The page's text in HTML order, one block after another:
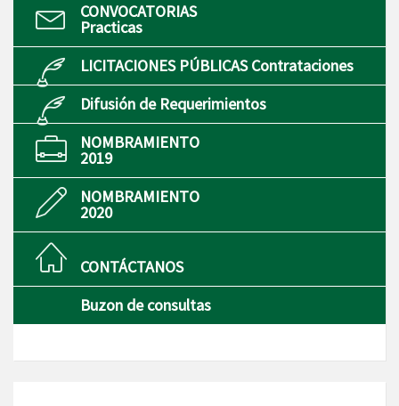
CONVOCATORIAS
Practicas
LICITACIONES PÚBLICAS Contrataciones
Difusión de Requerimientos
NOMBRAMIENTO
2019
NOMBRAMIENTO
2020
CONTÁCTANOS
Buzon de consultas